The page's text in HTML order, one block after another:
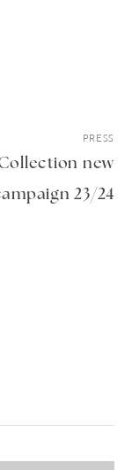
PRESS
Collection new
23/24